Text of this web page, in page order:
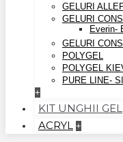
GELURI
GELURI
Everin-
GELURI
POLYGEL
POLYGEL
PURE LINE-
+
KIT UNGHII GEL
ACRYL +